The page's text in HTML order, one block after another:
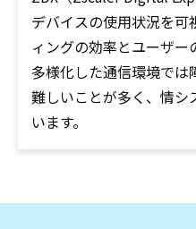
デバイスの使用状況を
ィングの効率とユーザー
多様化した通信環境で
難しいことが多く、情シ
います。